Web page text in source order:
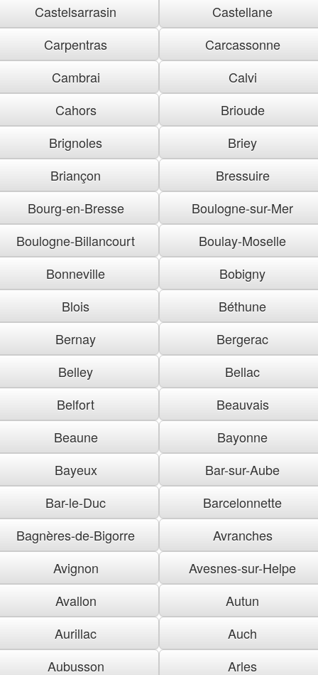
Castelsarrasin
Castellane
Carpentras
Carcassonne
Cambrai
Calvi
Cahors
Brioude
Brignoles
Briey
Briançon
Bressuire
Bourg-en-Bresse
Boulogne-sur-Mer
Boulogne-Billancourt
Boulay-Moselle
Bonneville
Bobigny
Blois
Béthune
Bernay
Bergerac
Belley
Bellac
Belfort
Beauvais
Beaune
Bayonne
Bayeux
Bar-sur-Aube
Bar-le-Duc
Barcelonnette
Bagnères-de-Bigorre
Avranches
Avignon
Avesnes-sur-Helpe
Avallon
Autun
Aurillac
Auch
Aubusson
Arles